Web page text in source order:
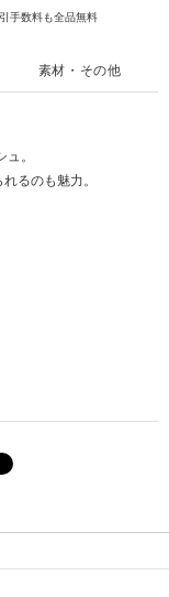
手数料も全品無料
。
るのも魅力。
素材・その他